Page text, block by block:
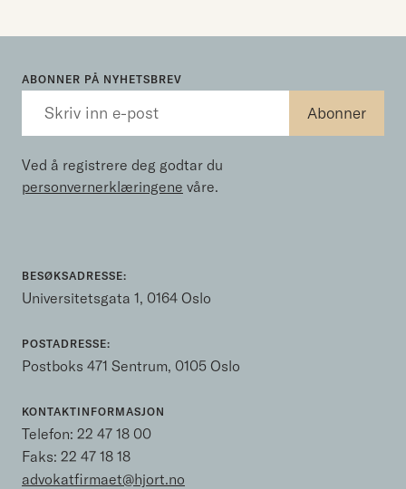
ABONNER PÅ NYHETSBREV
Ved å registrere deg godtar du
personvernerklæringene våre.
BESØKSADRESSE:
Universitetsgata 1, 0164 Oslo
POSTADRESSE:
Postboks 471 Sentrum, 0105 Oslo
KONTAKTINFORMASJON
Telefon: 22 47 18 00
Faks: 22 47 18 18
advokatfirmaet@hjort.no